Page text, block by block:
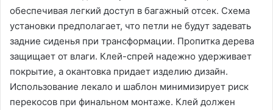
обеспечивая легкий доступ в багажный отсек. Схема
установки предполагает, что петли не будут задевать
задние сиденья при трансформации. Пропитка дерева
защищает от влаги. Клей-спрей надежно удерживает
покрытие, а окантовка придает изделию дизайн.
Использование лекало и шаблон минимизирует риск
перекосов при финальном монтаже. Клей должен